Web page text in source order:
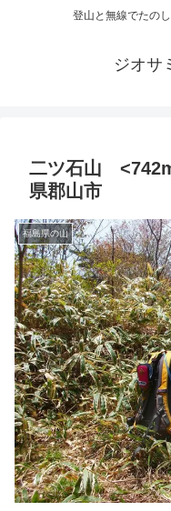
登山と無線でたの
ジオサ
二ツ石山
県郡山市
福島県の山